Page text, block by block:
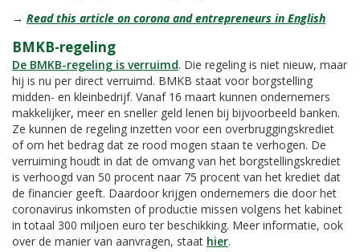
→ Read this article on corona and entrepreneurs in English
BMKB-regeling
De BMKB-regeling is verruimd. Die regeling is niet nieuw, maar
hij is nu per direct verruimd. BMKB staat voor borgstelling
midden- en kleinbedrijf. Vanaf 16 maart kunnen ondernemers
makkelijker, meer en sneller geld lenen bij bijvoorbeeld banken.
Ze kunnen de regeling inzetten voor een overbruggingskrediet
of om het bedrag dat ze rood mogen staan te verhogen. De
verruiming houdt in dat de omvang van het borgstellingskrediet
is verhoogd van 50 procent naar 75 procent van het krediet dat
de financier geeft. Daardoor krijgen ondernemers die door het
coronavirus inkomsten of productie missen volgens het kabinet
in totaal 300 miljoen euro ter beschikking. Meer informatie, ook
over de manier van aanvragen, staat hier.